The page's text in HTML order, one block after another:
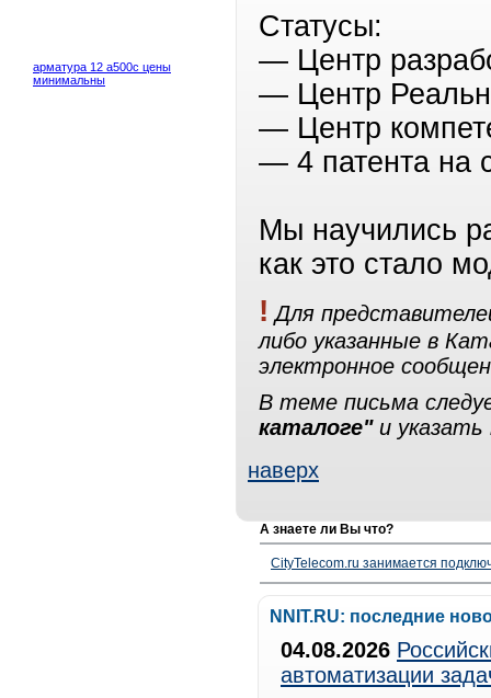
арматура 12 а500с цены
минимальны
Статусы:
— Центр
— Центр
— Центр
— 4 патента на
Мы научились
как это стало
! Для
либо указанные в
электронное
В теме письма
каталоге"и указать
наверх
А знаете ли Вы что?
CityTelecom.ru занимается
NNIT.RU: последние
04.08.2026
автоматизации